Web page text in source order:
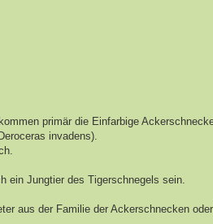
primär die Einfarbige
invadens).
ein Jungtier des Tigerschnegels sein.
aus der Familie der Ackerschnecken